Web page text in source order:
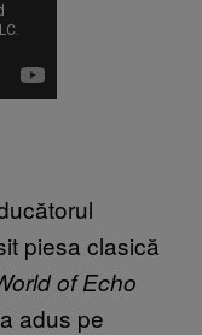
piesa clasică
of Echo
adus pe